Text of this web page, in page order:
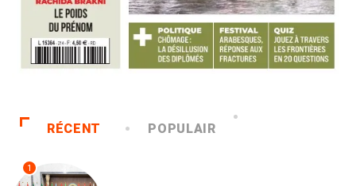
RÉCENT POPULAIR
1